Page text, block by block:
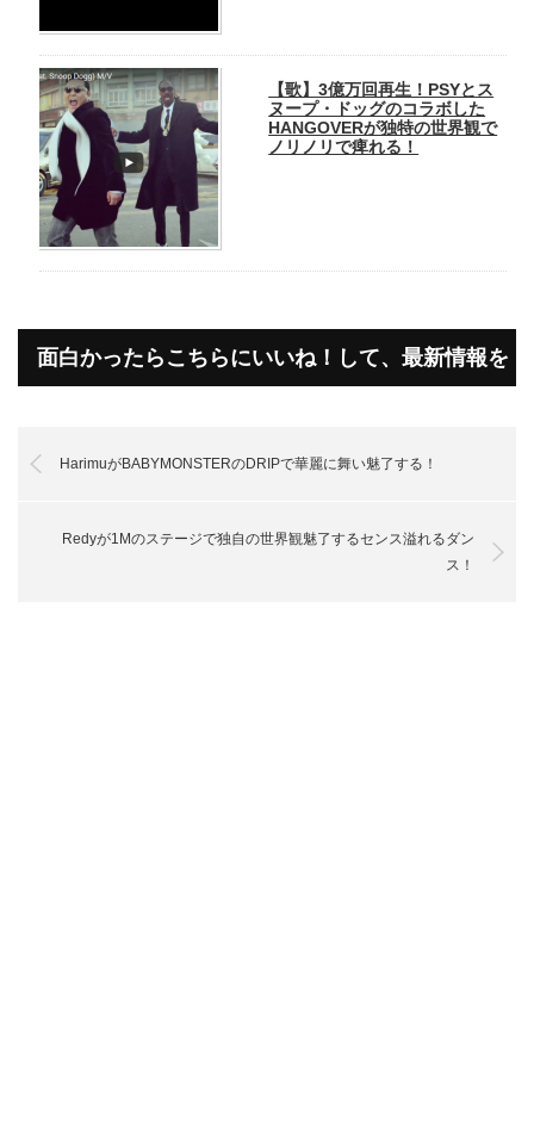
【歌】3億万回再生！PSYとス
ヌープ・ドッグのコラボした
HANGOVERが独特の世界観で
ノリノリで痺れる！
面白かったらこちらにいいね！して、最新情報を
HarimuがBABYMONSTERのDRIPで華麗に舞い魅了する！
Redyが1Mのステージで独自の世界観魅了するセンス溢れるダン
ス！